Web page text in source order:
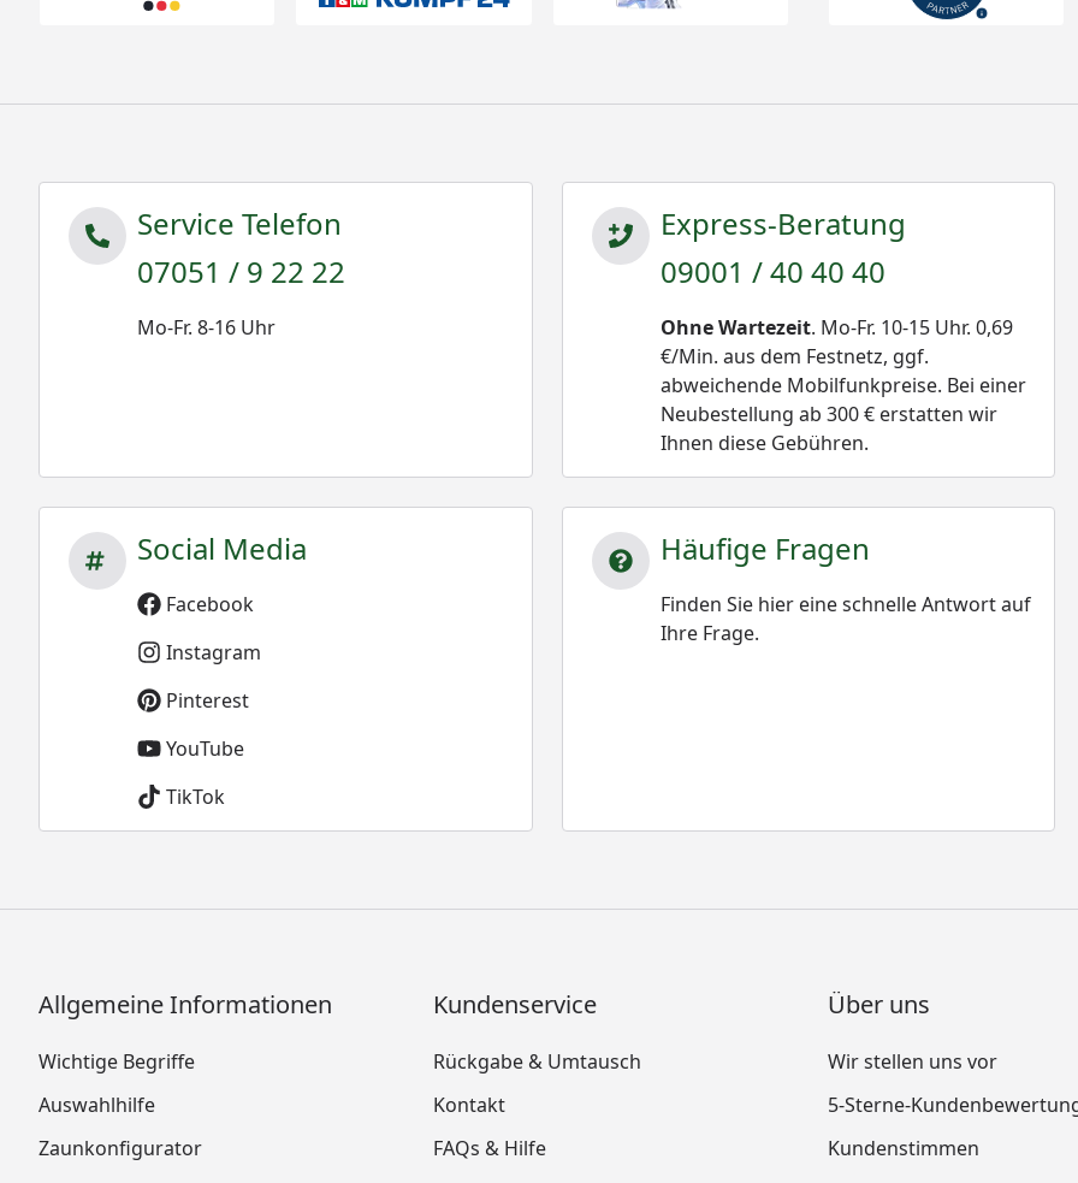
Service Telefon
07051 / 9 22 22
Mo-Fr. 8-16 Uhr
Express-Beratung
09001 / 40 40 40
Ohne Wartezeit. Mo-Fr. 10-15 Uhr. 0,69
€/Min. aus dem Festnetz, ggf.
abweichende Mobilfunkpreise. Bei einer
Neubestellung ab 300 € erstatten wir
Ihnen diese Gebühren.
Social Media
Facebook
Instagram
Pinterest
YouTube
TikTok
Häufige Fragen
Finden Sie hier eine schnelle Antwort auf
Ihre Frage.
Allgemeine Informationen
Wichtige Begriffe
Auswahlhilfe
Zaunkonfigurator
Kundenservice
Rückgabe & Umtausch
Kontakt
FAQs & Hilfe
Über uns
Wir stellen uns vor
5-Sterne-
Kundenstimmen